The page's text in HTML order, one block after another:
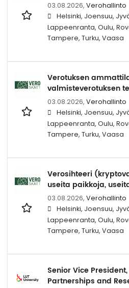
03.08.2026, Verohallinto
Helsinki, Joensuu,
Lappeenranta, Oulu,
Tampere, Turku, Vaasa
Verotuksen
valmisteverotuksen
03.08.2026, Verohallinto
Helsinki, Joensuu,
Lappeenranta, Oulu,
Tampere, Turku, Vaasa
Verosihteeri
useita paikkoja,
03.08.2026, Verohallinto
Helsinki, Joensuu,
Lappeenranta, Oulu,
Tampere, Turku, Vaasa
Senior Vice
Partnerships and